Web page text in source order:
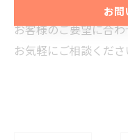
ら発送まで幅広く対
お客様のご要望に合
お気軽にご相談くださ
お問